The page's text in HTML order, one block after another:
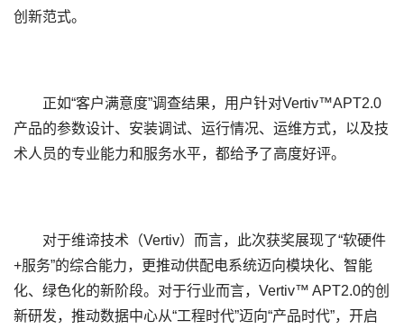
创新范式。
正如“客户满意度”调查结果，用户针对Vertiv™APT2.0
产品的参数设计、安装调试、运行情况、运维方式，以及技
术人员的专业能力和服务水平，都给予了高度好评。
对于维谛技术（Vertiv）而言，此次获奖展现了“软硬件
+服务”的综合能力，更推动供配电系统迈向模块化、智能
化、绿色化的新阶段。对于行业而言， Vertiv™ APT2.0的创
新研发，推动数据中心从“工程时代”迈向“产品时代”，开启